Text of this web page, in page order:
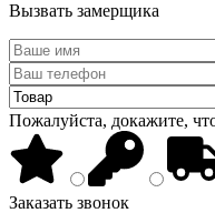
Вызвать замерщика
Пожалуйста, докажите,
Заказать звонок